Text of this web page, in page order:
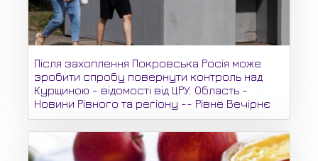
Після захоплення Покровська Росія може
зробити спробу повернути контроль над
Курщиною - відомості від ЦРУ. Область -
Новини Рівного та регіону -- Рівне Вечірнє